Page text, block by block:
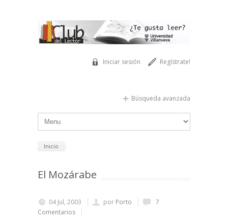
Regístrate!
Iniciar sesión
Búsqueda avanzada
Inicio
El Mozárabe
04 Jul, 2003 por Porto
7
Comentarios